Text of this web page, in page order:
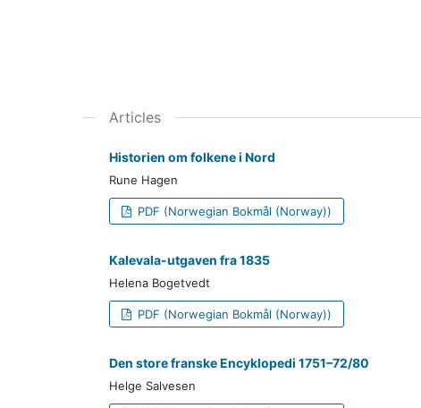
Articles
Historien om folkene i Nord
Rune Hagen
PDF (Norwegian Bokmål (Norway))
Kalevala-utgaven fra 1835
Helena Bogetvedt
PDF (Norwegian Bokmål (Norway))
Den store franske Encyklopedi 1751–72/80
Helge Salvesen